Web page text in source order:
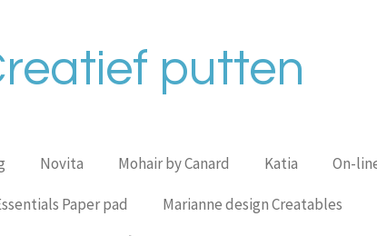
putten
Novita Mohair by Canard Katia On-
Paper pad Marianne design Creatables